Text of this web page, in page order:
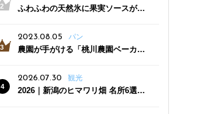
ふわふわの天然氷に果実ソースがた
三条駅近くにオープン
2023.08.05 パン
農園が手がける「桃川農園ベーカリ
った焼きたてパンのほか、ジェラー
トやスムージーも
2026.07.30 観光
2026｜新潟のヒマワリ畑 名所6選